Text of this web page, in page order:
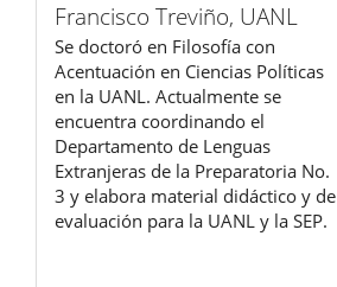
Francisco Treviño, UANL
Se doctoró en Filosofía con
Acentuación en Ciencias Políticas
en la UANL. Actualmente se
encuentra coordinando el
Departamento de Lenguas
Extranjeras de la Preparatoria No.
3 y elabora material didáctico y de
evaluación para la UANL y la SEP.